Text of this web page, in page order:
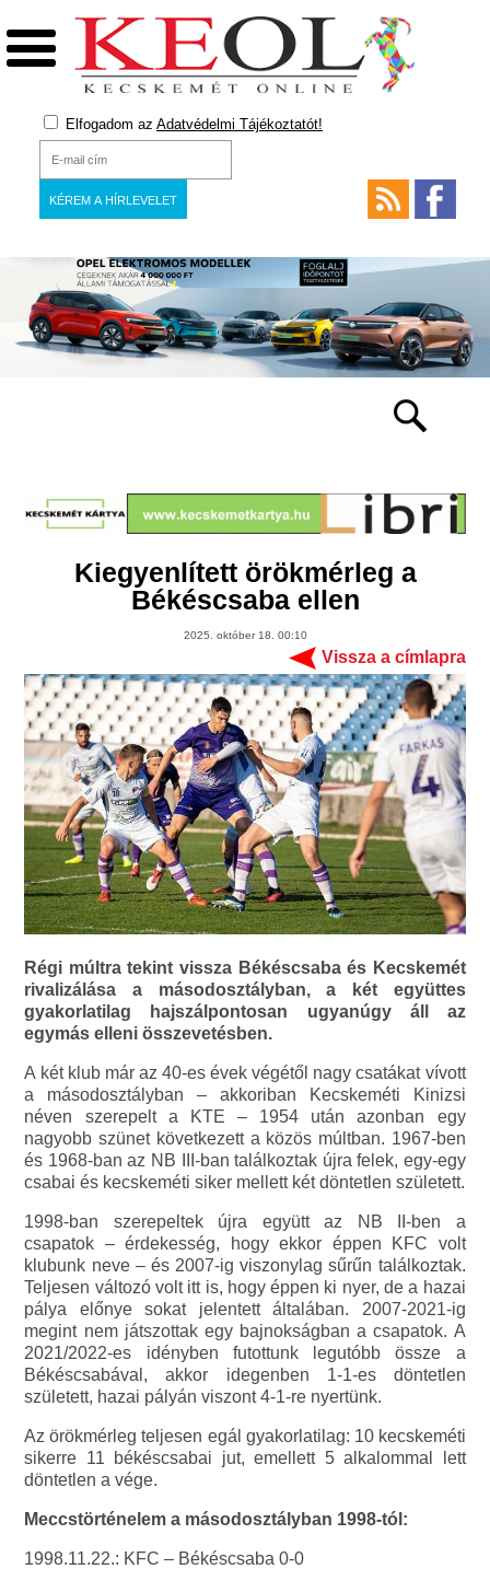
Elfogadom az Adatvédelmi Tájékoztatót!
Kiegyenlített örökmérleg a
Békéscsaba ellen
2025. október 18. 00:10
Vissza a címlapra
Régi múltra tekint vissza Békéscsaba és Kecskemét
rivalizálása a másodosztályban, a két együttes
gyakorlatilag hajszálpontosan ugyanúgy áll az
egymás elleni összevetésben.
A két klub már az 40-es évek végétől nagy csatákat vívott
a másodosztályban – akkoriban Kecskeméti Kinizsi
néven szerepelt a KTE – 1954 után azonban egy
nagyobb szünet következett a közös múltban. 1967-ben
és 1968-ban az NB III-ban találkoztak újra felek, egy-egy
csabai és kecskeméti siker mellett két döntetlen született.
1998-ban szerepeltek újra együtt az NB II-ben a
csapatok – érdekesség, hogy ekkor éppen KFC volt
klubunk neve – és 2007-ig viszonylag sűrűn találkoztak.
Teljesen változó volt itt is, hogy éppen ki nyer, de a hazai
pálya előnye sokat jelentett általában. 2007-2021-ig
megint nem játszottak egy bajnokságban a csapatok. A
2021/2022-es idényben futottunk legutóbb össze a
Békéscsabával, akkor idegenben 1-1-es döntetlen
született, hazai pályán viszont 4-1-re nyertünk.
Az örökmérleg teljesen egál gyakorlatilag: 10 kecskeméti
sikerre 11 békéscsabai jut, emellett 5 alkalommal lett
döntetlen a vége.
Meccstörténelem a másodosztályban 1998-tól:
1998.11.22.: KFC – Békéscsaba 0-0